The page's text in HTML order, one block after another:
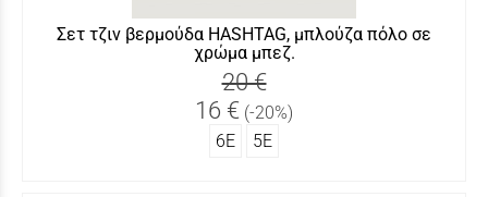
Σετ τζιν βερμούδα HASHTAG, μπλούζα πόλο σε
χρώμα μπεζ.
20 €
16 € (-20%)
6Ε
5Ε